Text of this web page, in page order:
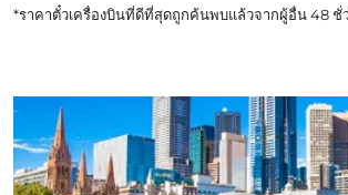
*ราคาตั๋วเครื่องบินที่ดีที่สุดถูกค้นพบแล้วจากผู้อื่น 48 ชั่